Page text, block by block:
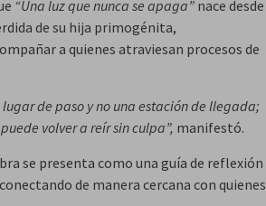
“Una luz que nunca se apaga” nace desde
de su hija primogénita,
a quienes atraviesan procesos de
de paso y no una estación de llegada;
volver a reír sin culpa”, manifestó.
se presenta como una guía de reflexión
de manera cercana con quienes